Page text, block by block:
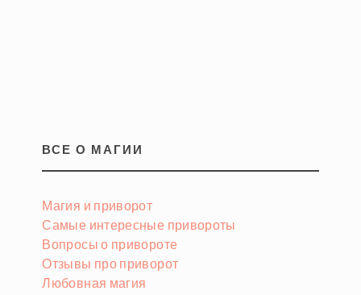
ВСЕ О МАГИИ
Магия и приворот
Самые интересные привороты
Вопросы о привороте
Отзывы про приворот
Любовная магия